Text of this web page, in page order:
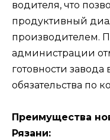
водителя, что
продуктивный
производителем.
администрации
готовности
обязательства по
Преимущества
Рязани: